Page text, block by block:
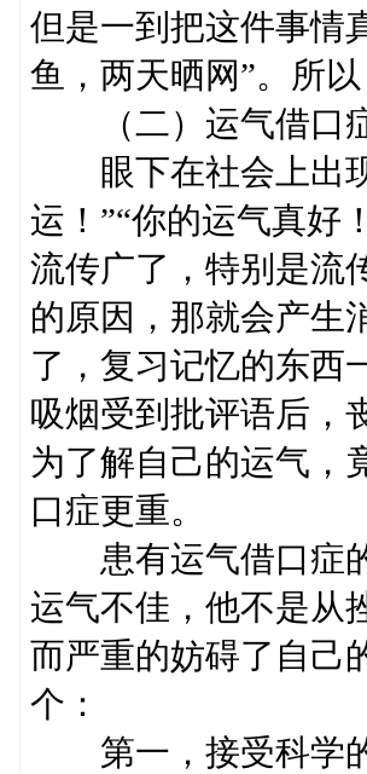
但是一到把这件事情
鱼，两天晒网”。所
（二）运气借口
眼下在社会上出现
运！”“你的运气真好
流传广了，特别是流
的原因，那就会产生
了，复习记忆的东西
吸烟受到批评语后，
为了解自己的运气，
口症更重。
患有运气借口症的
运气不佳，他不是从
而严重的妨碍了自己
个：
第一，接受科学的